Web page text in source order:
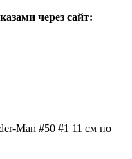
через сайт:
Man #50 #1 11 см по